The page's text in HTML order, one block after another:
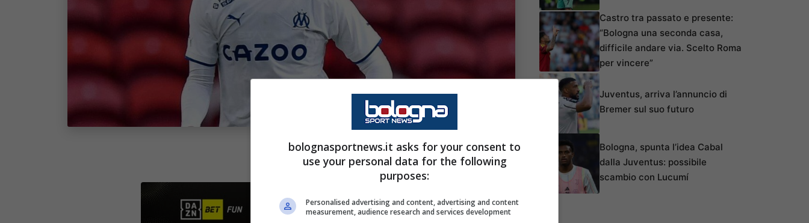
Castro tra passato e presente:
“Bologna una seconda casa,
difficile andare via. Scelto Roma
per vincere”
Juventus, arriva l’annuncio di
Bremer sul suo futuro
Bologna, spunta l’idea Cabal
dalla Juventus: possibile
scambio con Lucumí
bolognasportnews.it asks for your consent to
use your personal data for the following
purposes:
Personalised advertising and content, advertising and content
measurement, audience research and services development